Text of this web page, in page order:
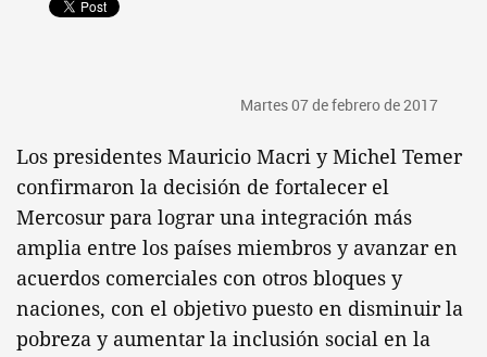
Martes 07 de febrero de 2017
Los presidentes Mauricio Macri y Michel Temer
confirmaron la decisión de fortalecer el
Mercosur para lograr una integración más
amplia entre los países miembros y avanzar en
acuerdos comerciales con otros bloques y
naciones, con el objetivo puesto en disminuir la
pobreza y aumentar la inclusión social en la